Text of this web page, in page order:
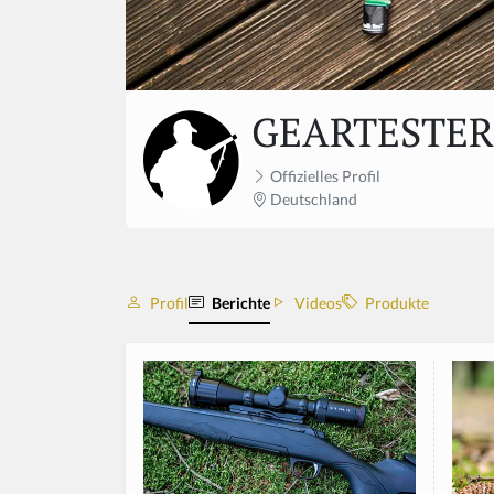
Offizielles Profil
Deutschland
Profil Berichte Videos Produkte